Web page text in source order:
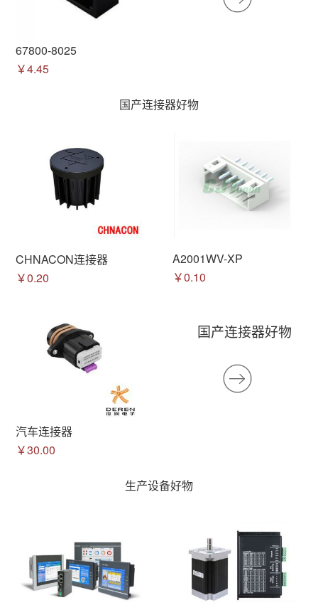
67800-8025
￥4.45
国产连接器好物
CHNACON连接器
￥0.20
A2001WV-XP
￥0.10
汽车连接器
￥30.00
国产连接器好物
生产设备好物